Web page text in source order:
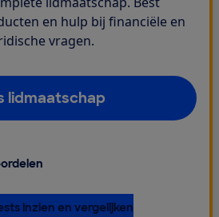
en hulp bij financiële en
vragen.
lidmaatschap
inzien en vergelijken